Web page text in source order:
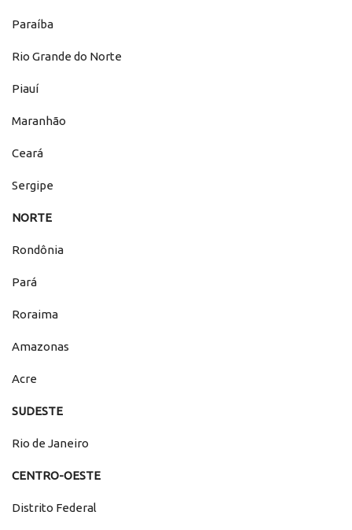
Paraíba
Rio Grande do Norte
Piauí
Maranhão
Ceará
Sergipe
NORTE
Rondônia
Pará
Roraima
Amazonas
Acre
SUDESTE
Rio de Janeiro
CENTRO-OESTE
Distrito Federal